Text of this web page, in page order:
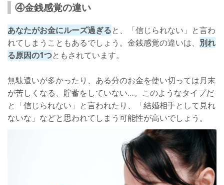
④金銭感覚の違い
あなたがお金にルーズ過ぎると、「信じられない」と言わ
れてしまうこともあるでしょう。金銭感覚の違いは、 別れ
る原因の1つともされています。
無駄遣いが多かったり、ある分のお金を使い切っては月末
が苦しくなる、貯蓄をしていない…。このようなタイプだ
と「信じられない」と言われたり、「結婚相手として見れ
ないな」などと思われてしまう可能性が高いでしょう。